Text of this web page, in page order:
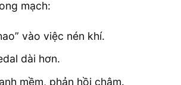
mạch:
vào việc nén khí.
dài hơn.
mềm, phản hồi chậm.